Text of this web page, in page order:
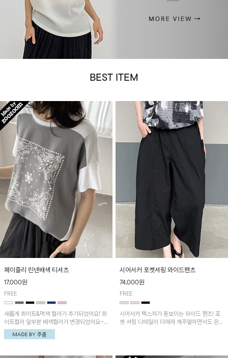
BEST ITEM
페이즐리 린넨배색 티셔츠
17,000원
FREE
새롭게 화이트&먹색 컬러가 추가되었어요! 화
이트컬러 앞부분 배색컬러가 변경되었어요~
중앙 린넨배색으로 유니크하면서 페이즐리 패
턴으로 감각적인 분위기를 연출이 가능한 티셔
시어서커 포켓셔링 와이드팬츠
74,000원
FREE
시어서커 텍스처가 돋보이는 와이드 팬츠! 포
켓 셔링 디테일이 더해져 캐주얼하면서도 은은
아이템으로 활용하기 좋아요~